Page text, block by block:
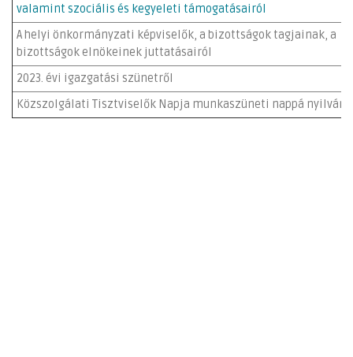
valamint szociális és kegyeleti támogatásairól
A helyi önkormányzati képviselők, a bizottságok tagjainak, a
bizottságok elnökeinek juttatásairól
2023. évi igazgatási szünetről
Közszolgálati Tisztviselők Napja munkaszüneti nappá